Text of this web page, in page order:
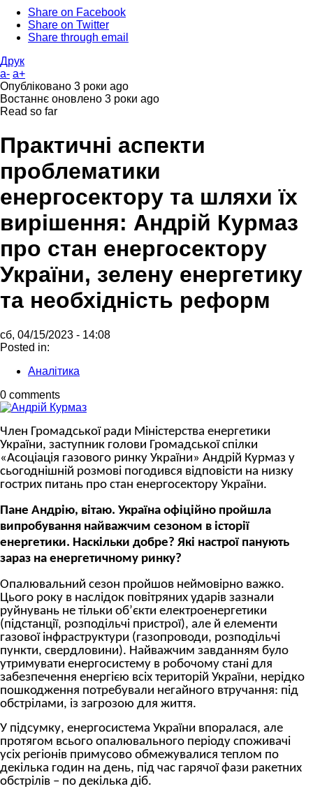
Share on Facebook
Share on Twitter
Share through email
Друк
a- a+
Опубліковано 3 роки ago
Востаннє оновлено 3 роки ago
Read so far
Практичні аспекти
проблематики
енергосектору та шляхи їх
вирішення: Андрій Курмаз
про стан енергосектору
України, зелену енергетику
та необхідність реформ
сб, 04/15/2023 - 14:08
Posted in:
Аналітика
0 comments
Член Громадської ради Міністерства енергетики
України, заступник голови Громадської спілки
«Асоціація газового ринку України» Андрій Курмаз у
сьогоднішній розмові погодився відповісти на низку
гострих питань про стан енергосектору України.
Пане Андрію, вітаю. Україна офіційно пройшла
випробування найважчим сезоном в історії
енергетики. Наскільки добре? Які настрої панують
зараз на енергетичному ринку?
Опалювальний сезон пройшов неймовірно важко.
Цього року в наслідок повітряних ударів зазнали
руйнувань не тільки об’єкти електроенергетики
(підстанції, розподільчі пристрої), але й елементи
газової інфраструктури (газопроводи, розподільчі
пункти, свердловини). Найважчим завданням було
утримувати енергосистему в робочому стані для
забезпечення енергією всіх територій України, нерідко
пошкодження потребували негайного втручання: під
обстрілами, із загрозою для життя.
У підсумку, енергосистема України впоралася, але
протягом всього опалювального періоду споживачі
усіх регіонів примусово обмежувалися теплом по
декілька годин на день, під час гарячої фази ракетних
обстрілів – по декілька діб.